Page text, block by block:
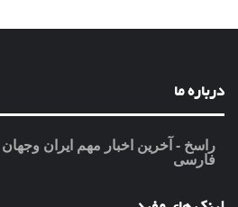
درباره ما
راسخ - آخرین اخبار مهم ایران
فارسی